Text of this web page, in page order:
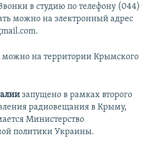
в студию по телефону (044)
можно на электронный адрес
можно на территории Крымского
запущено в рамках второго
радиовещания в Крыму,
Министерство
политики Украины.